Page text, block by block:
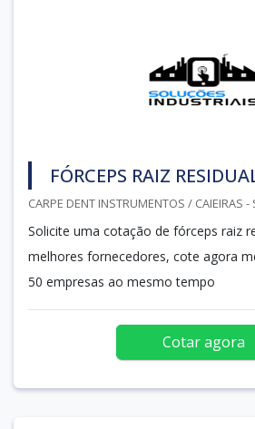
FÓRCEPS RAIZ
CARPE DENT INSTRUMENTOS / CAIEIRAS -
Solicite uma cotação de fórceps raiz
melhores fornecedores, cote agora
50 empresas ao mesmo tempo
Cotar agora